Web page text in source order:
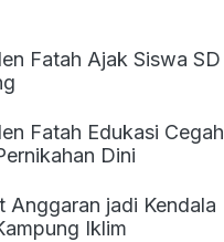
Fatah Ajak Siswa SD
Fatah Edukasi Cegah
Dini
Anggaran jadi Kendala
Iklim